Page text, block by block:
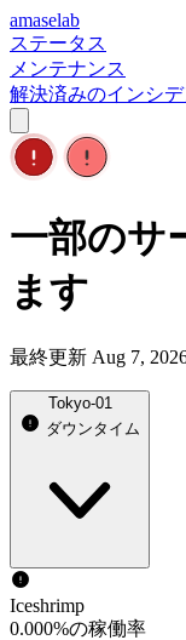
amaselab
ステータス
メンテナンス
解決済みのインシデ
一部のサ
ます
最終更新 Aug 7,
Tokyo-01
ダウンタイム
Iceshrimp
0.000%の稼働率